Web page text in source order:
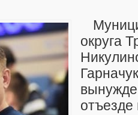
округа
отъезде